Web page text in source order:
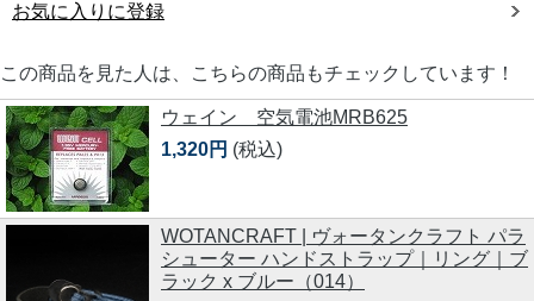
お気に入りに登録
この商品を見た人は、こちらの商品もチェックしています！
ウェイン 空気電池MRB625
1,320円 (税込)
WOTANCRAFT | ヴォータンクラフト パラ
シューター ハンドストラップ｜リング｜ブ
ラック x ブルー（014）